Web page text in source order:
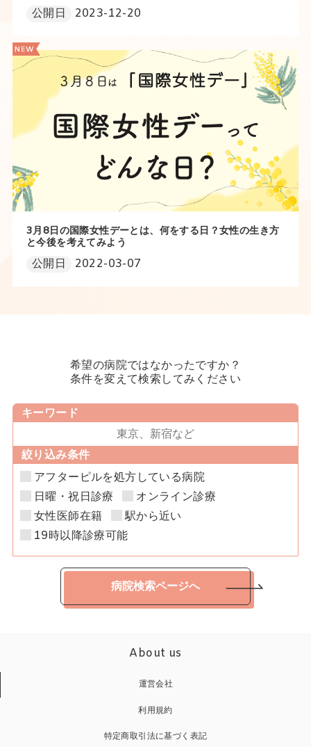
公開日 2023-12-20
3月8日の国際女性デーとは、何をする日？女性の生き方
と今後を考えてみよう
公開日 2022-03-07
希望の病院ではなかったですか？
条件を変えて検索してみください
キーワード
絞り込み条件
アフターピルを処方している病院
日曜・祝日診療
オンライン診療
女性医師在籍
駅から近い
19時以降診療可能
病院検索ページへ
About us
運営会社
利用規約
特定商取引法に基づく表記